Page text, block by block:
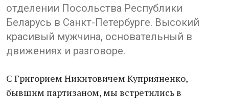
отделении Посольства Республики
Беларусь в Санкт-Петербурге. Высокий
красивый мужчина, основательный в
движениях и разговоре.
С Григорием Никитовичем Куприяненко,
бывшим партизаном, мы встретились в